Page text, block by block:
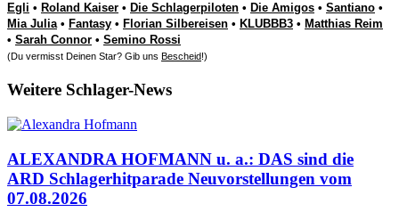
Egli • Roland Kaiser • Die Schlagerpiloten • Die Amigos • Santiano •
Mia Julia• Fantasy • Florian Silbereisen • KLUBBB3 • Matthias Reim
• Sarah Connor • Semino Rossi
(Du vermisst Deinen Star? Gib uns Bescheid!)
Weitere Schlager-News
ALEXANDRA HOFMANN u. a.: DAS sind die
ARD Schlagerhitparade Neuvorstellungen vom
07.08.2026